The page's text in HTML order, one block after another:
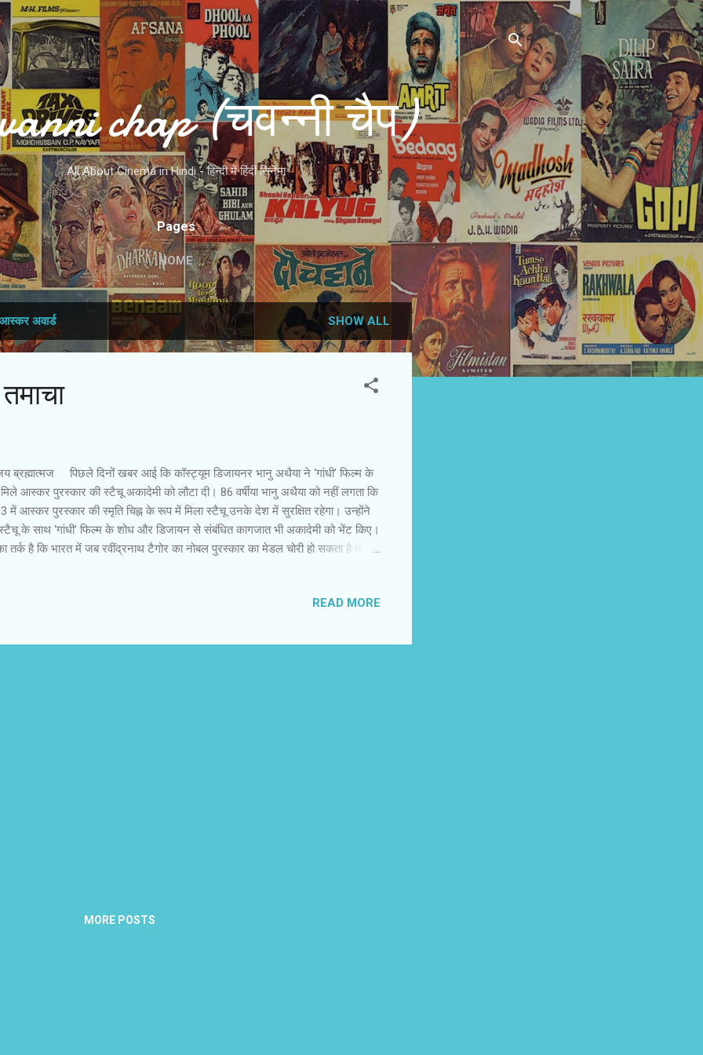
Skip to main content
chap (चवन्नी चैप)
All About Cinema in Hindi - हिन्दी में हिंदी सिनेमा
Pages
HOME
आस्‍कर अवार्ड SHOW ALL
ब्रह्मात्मज पिछले दिनों खबर आई कि कॉस्ट्यूम डिजायनर भानु अथैया ने ‘गांधी’ फिल्म के
आस्कर पुरस्कार की स्टैचू अकादेमी को लौटा दी। 86 वर्षीया भानु अथैया को नहीं लगता कि
में आस्कर पुरस्कार की स्मृति चिह्न के रूप में मिला स्टैचू उनके देश में सुरक्षित रहेगा। उन्होंने
के साथ ‘गांधी’ फिल्म के शोध और डिजायन से संबंधित कागजात भी अकादेमी को भेंट किए।
तर्क है कि भारत में जब रवींद्रनाथ टैगोर का नोबल पुरस्कार का मेडल चोरी हो सकता है तो
तमाचा जड़ दिया है। कहने को हमारी सभ्यता का इतिहास हजारों साल पुराना है, लेकिन हम
जिस लचर तरीके से चल रही है, उससे भी बुरी स्थिति धरोहरों की संरक्षा की है। प्राकृतिक
READ MORE
MORE POSTS